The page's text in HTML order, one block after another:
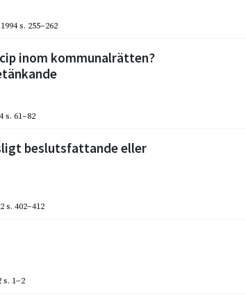
s. 255–262
inom kommunalrätten?
s. 61–82
beslutsfattande eller
s. 402–412
s. 1–2